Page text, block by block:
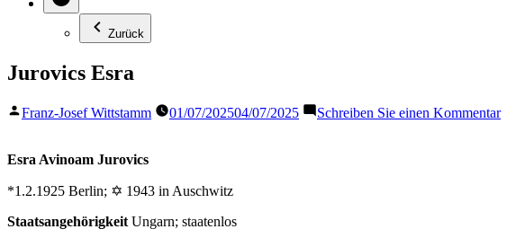
Zurück
Jurovics Esra
Veröffentlicht
Franz-Josef Wittstamm 01/07/202504/07/2025 Schreiben Sie einen Kommentarzu
Esra Avinoam Jurovics
*1.2.1925 Berlin; ✡ 1943 in Auschwitz
Staatsangehörigkeit Ungarn; staatenlos